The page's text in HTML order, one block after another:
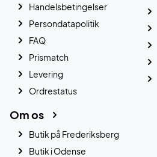
Handelsbetingelser
Persondatapolitik
FAQ
Prismatch
Levering
Ordrestatus
Om os
Butik på Frederiksberg
Butik i Odense